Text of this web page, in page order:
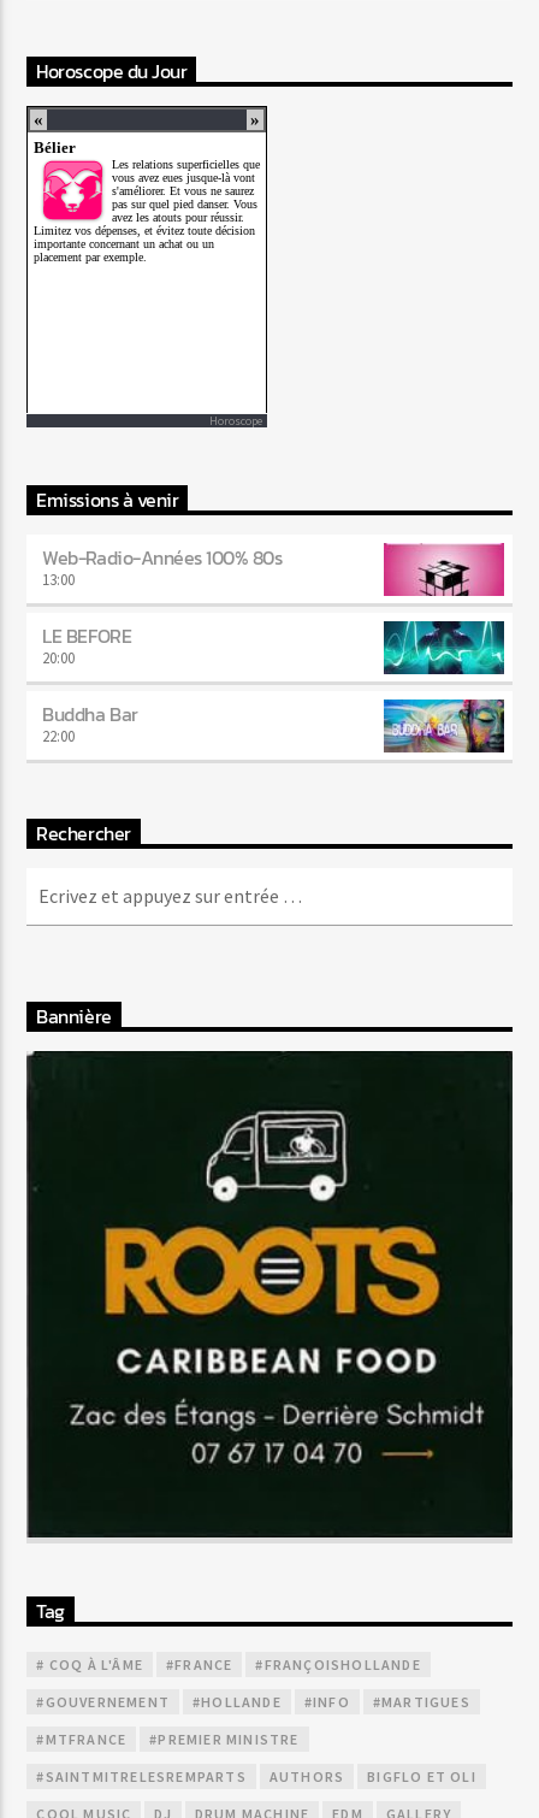
Horoscope du Jour
Horoscope
Emissions à venir
Web-Radio-Années 100% 80s
13:00
LE BEFORE
20:00
Buddha Bar
22:00
Rechercher
Bannière
Tag
# COQ À L'ÂME #FRANCE #FRANÇOISHOLLANDE
#GOUVERNEMENT #HOLLANDE #INFO #MARTIGUES
#MTFRANCE #PREMIER MINISTRE
#SAINTMITRELESREMPARTS AUTHORS BIGFLO ET OLI
COOL MUSIC DJ DRUM MACHINE EDM GALLERY